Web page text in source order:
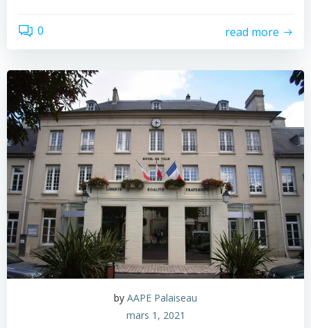
0 read more
by AAPE Palaiseau
mars 1, 2021